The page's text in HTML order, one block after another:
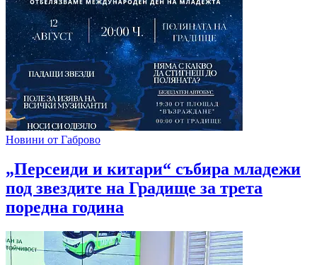
Новини от Габрово
„Персеиди и китари“ събира младежи
под звездите на Градище за трета
поредна година